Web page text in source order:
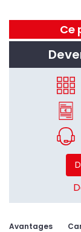
Ce
Avantages